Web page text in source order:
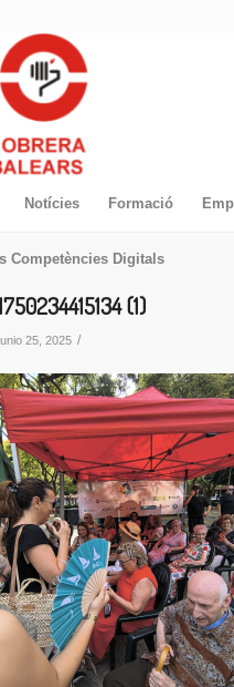
Notícies Formació
Competències Digitals
(1)
25, 2025 /